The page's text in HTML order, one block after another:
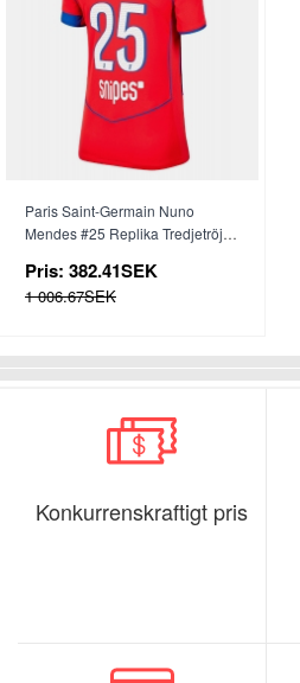
Paris Saint-Germain Nuno
Mendes #25 Replika Tredjetröja
Pris: 382.41SEK
1 006.67SEK
Konkurrenskraftigt pris